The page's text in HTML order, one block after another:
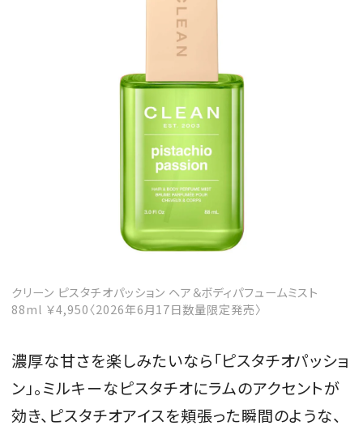
クリーン ピスタチオパッション ヘア＆ボディパフュームミスト
88ml ￥4,950〈2026年6月17日数量限定発売〉
濃厚な甘さを楽しみたいなら「ピスタチオパッショ
ン」。ミルキーなピスタチオにラムのアクセントが
効き、ピスタチオアイスを頬張った瞬間のような、